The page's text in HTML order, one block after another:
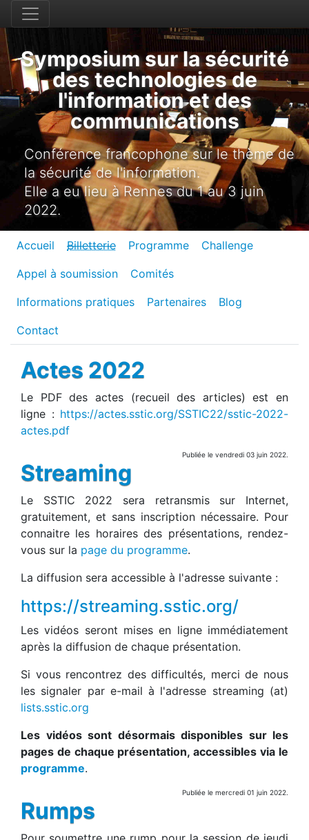
Symposium sur la sécurité
des technologies de
l'information et des
communications
Conférence francophone sur le thème de
la sécurité de l'information.
Elle a eu lieu à Rennes du 1 au 3 juin
2022.
Accueil Billetterie Programme Challenge
Appel à soumission Comités
Informations pratiques Partenaires Blog
Contact
Actes 2022
Le PDF des actes (recueil des articles) est en
ligne : https://actes.sstic.org/SSTIC22/sstic-2022-
actes.pdf
Publiée le vendredi 03 juin 2022.
Streaming
Le SSTIC 2022 sera retransmis sur Internet,
gratuitement, et sans inscription nécessaire. Pour
connaitre les horaires des présentations, rendez-
vous sur la page du programme.
La diffusion sera accessible à l'adresse suivante :
https://streaming.sstic.org/
Les vidéos seront mises en ligne immédiatement
après la diffusion de chaque présentation.
Si vous rencontrez des difficultés, merci de nous
les signaler par e-mail à l'adresse streaming (at)
lists.sstic.org
Les vidéos sont désormais disponibles sur les
pages de chaque présentation, accessibles via le
programme.
Publiée le mercredi 01 juin 2022.
Rumps